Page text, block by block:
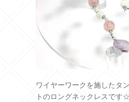
ワイヤーワークを施したタ
トのロングネックレスです